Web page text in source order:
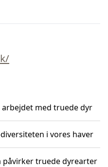
med truede dyr
i vores haver
påvirker truede dyrearter